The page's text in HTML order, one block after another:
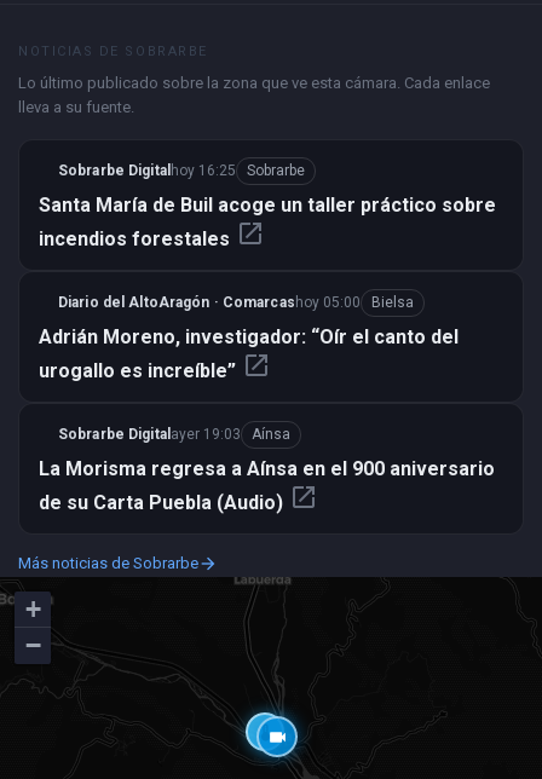
NOTICIAS DE SOBRARBE
Lo último publicado sobre la zona que ve esta cámara. Cada enlace
lleva a su fuente.
Sobrarbe Digital hoy 16:25 Sobrarbe
Santa María de Buil acoge un taller práctico sobre
incendios forestales open_in_new
Diario del AltoAragón · Comarcas hoy 05:00 Bielsa
Adrián Moreno, investigador: “Oír el canto del
urogallo es increíble” open_in_new
Sobrarbe Digital ayer 19:03 Aínsa
La Morisma regresa a Aínsa en el 900 aniversario
de su Carta Puebla (Audio) open_in_new
Más noticias de Sobrarbearrow_forward
videocam
thermostat
+
−